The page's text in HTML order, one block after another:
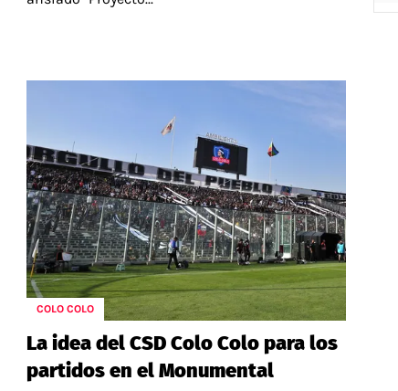
COLO COLO
La idea del CSD Colo Colo para los
partidos en el Monumental